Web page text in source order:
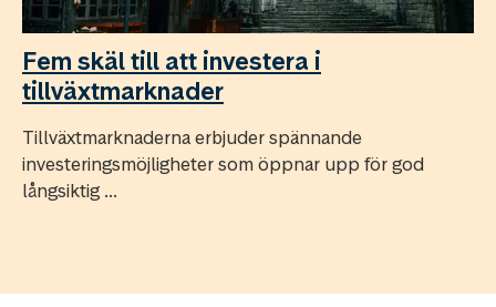
Fem skäl till att investera i
tillväxtmarknader
Tillväxtmarknaderna erbjuder spännande
investeringsmöjligheter som öppnar upp för god
långsiktig ...